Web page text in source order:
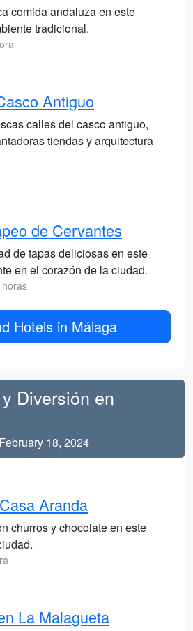
comida andaluza en este
tradicional.
Antiguo
calles del casco antiguo,
tiendas y arquitectura
de Cervantes
de tapas deliciosas en este
en el corazón de la ciudad.
Hotels in Málaga
Diversión en
18, 2024
Aranda
churros y chocolate en este
La Malagueta